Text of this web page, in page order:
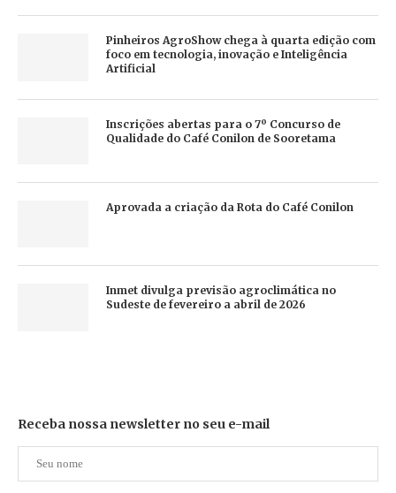
Pinheiros AgroShow chega à quarta edição com
foco em tecnologia, inovação e Inteligência
Artificial
Inscrições abertas para o 7º Concurso de
Qualidade do Café Conilon de Sooretama
Aprovada a criação da Rota do Café Conilon
Inmet divulga previsão agroclimática no
Sudeste de fevereiro a abril de 2026
Receba nossa newsletter no seu e-mail